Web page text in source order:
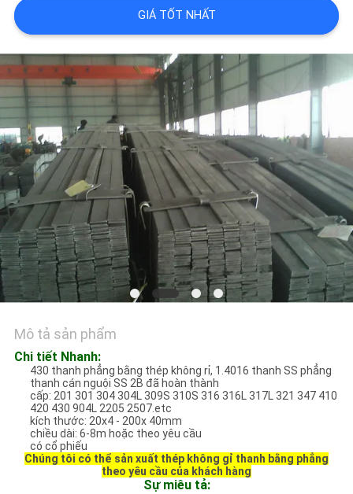
CHÚNG
TÔI
TIN
TỨC
CÁC
TRƯỜNG
HỢP
COMPANY
SƠ
ĐỒ
TRANG
WEB
GIÁ TỐT NHẤT
Mô tả sản phẩm
Chi tiết Nhanh:
430 thanh phẳng bằng thép không rỉ, 1.4016 thanh SS phẳng
thanh cán nguội SS 2B đã hoàn thành
cấp: 201 301 304 304L 309S 310S 316 316L 317L 321 347 410
420 430 904L 2205 2507.etc
kích thước: 20x4 - 200x 40mm
chiều dài: 6-8m hoặc theo yêu cầu
có cổ phiếu
Chúng tôi có thể sản xuất thép không gỉ thanh bằng phẳng
theo yêu cầu của khách hàng
Sự miêu tả: